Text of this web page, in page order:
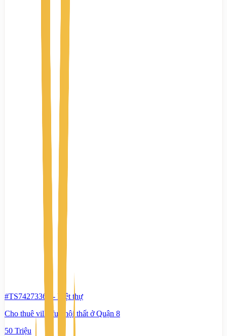
#TS74273362 - Biệt thự
Cho thuê villa full nội thất ở Quận 8
50 Triệu